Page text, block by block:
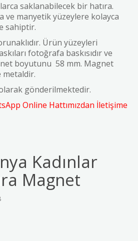
saklanabilecek bir hatıra.
ve manyetik yüzeylere kolayca
sahiptir.
Ürün yüzeyleri
fotoğrafa baskısıdır ve
boyutunu 58 mm. Magnet
metaldir.
gönderilmektedir.
Online Hattımızdan İletişime
Kadınlar
Magnet